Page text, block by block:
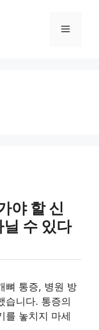
메
야 할 신
수 있다
뼈 통증, 병원 방
습니다. 통증의
를 놓치지 마세